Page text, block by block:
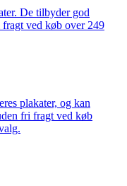
De tilbyder god
ved køb over 249
plakater, og kan
fri fragt ved køb